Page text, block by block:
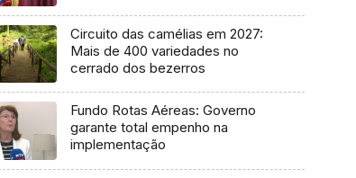
Circuito das camélias em 2027:
Mais de 400 variedades no
cerrado dos bezerros
Fundo Rotas Aéreas: Governo
garante total empenho na
implementação